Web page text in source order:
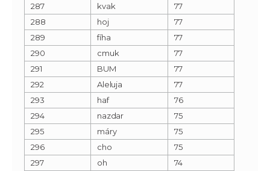
287
kvak
77
288
hoj
77
289
fíha
77
290
cmuk
77
291
BUM
77
292
Aleluja
77
293
haf
76
294
nazdar
75
295
máry
75
296
cho
75
297
oh 74